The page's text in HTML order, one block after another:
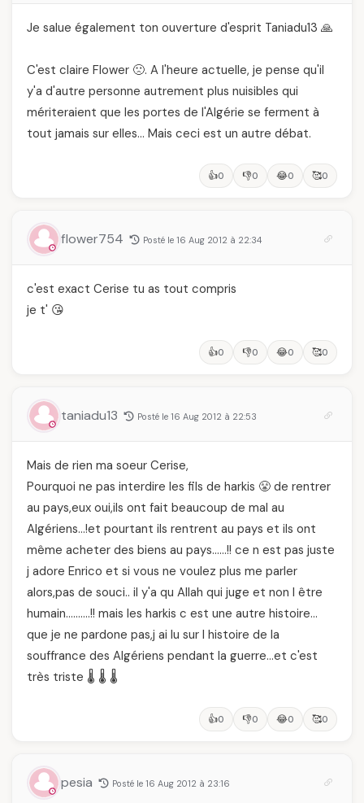
Je salue également ton ouverture d'esprit Taniadu13 🙏
C'est claire Flower 🙁. A l'heure actuelle, je pense qu'il
y'a d'autre personne autrement plus nuisibles qui
mériteraient que les portes de l'Algérie se ferment à
tout jamais sur elles… Mais ceci est un autre débat.
👍0 👎0 😂0 🥰0
flower754 Posté le 16 Aug 2012 à 22:34
c'est exact Cerise tu as tout compris
je t' 😘
👍0 👎0 😂0 🥰0
taniadu13 Posté le 16 Aug 2012 à 22:53
Mais de rien ma soeur Cerise,
Pourquoi ne pas interdire les fils de harkis 😤 de rentrer
au pays,eux oui,ils ont fait beaucoup de mal au
Algériens…!et pourtant ils rentrent au pays et ils ont
même acheter des biens au pays……!! ce n est pas juste
j adore Enrico et si vous ne voulez plus me parler
alors,pas de souci.. il y'a qu Allah qui juge et non l être
humain……….!! mais les harkis c est une autre histoire…
que je ne pardone pas,j ai lu sur l histoire de la
souffrance des Algériens pendant la guerre…et c'est
très triste 🌡️ 🌡️ 🌡️
👍0 👎0 😂0 🥰0
pesia Posté le 16 Aug 2012 à 23:16